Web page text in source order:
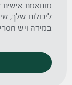
מותאמת אישית
ליכולות שלך,
במידה ויש